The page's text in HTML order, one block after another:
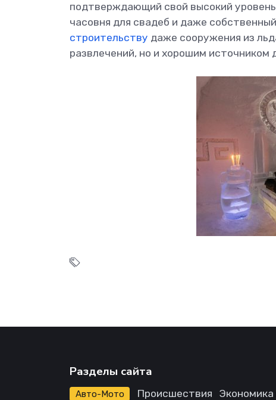
подтверждающий свой высокий
часовня для свадеб и даже
строительству даже сооружения из
развлечений, но и хорошим источником
Разделы сайта
Авто-Мото Происшествия